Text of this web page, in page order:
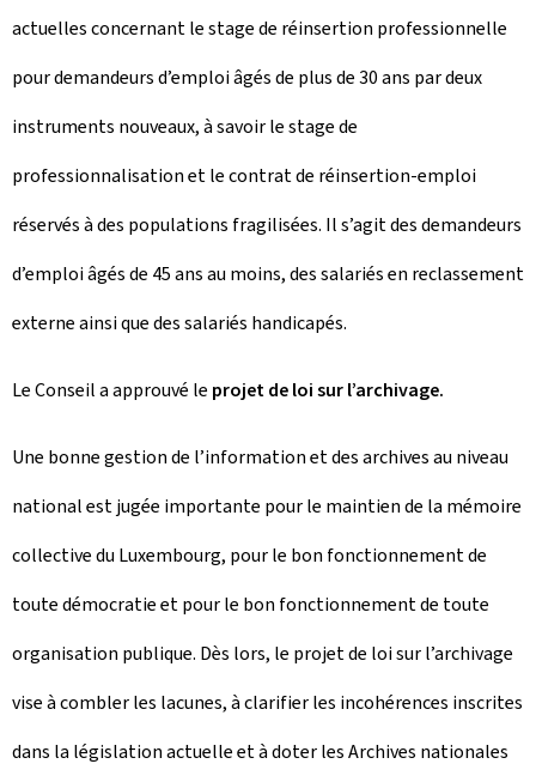
actuelles concernant le stage de réinsertion professionnelle
pour demandeurs d’emploi âgés de plus de 30 ans par deux
instruments nouveaux, à savoir le stage de
professionnalisation et le contrat de réinsertion-emploi
réservés à des populations fragilisées. Il s’agit des demandeurs
d’emploi âgés de 45 ans au moins, des salariés en reclassement
externe ainsi que des salariés handicapés.
Le Conseil a approuvé le projet de loi sur l’archivage.
Une bonne gestion de l’information et des archives au niveau
national est jugée importante pour le maintien de la mémoire
collective du Luxembourg, pour le bon fonctionnement de
toute démocratie et pour le bon fonctionnement de toute
organisation publique. Dès lors, le projet de loi sur l’archivage
vise à combler les lacunes, à clarifier les incohérences inscrites
dans la législation actuelle et à doter les Archives nationales